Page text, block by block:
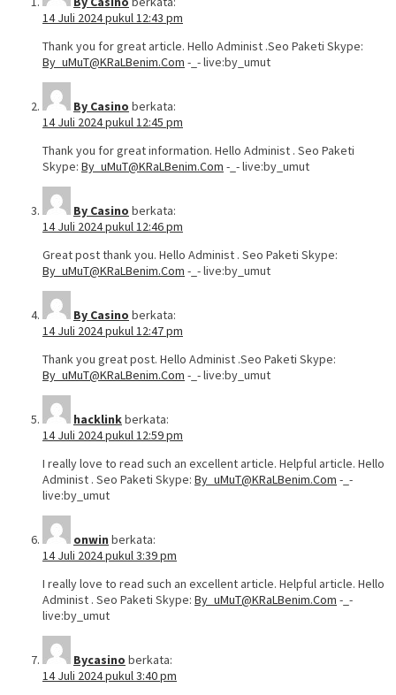
14 Juli 2024 pukul 12:43 pm
Thank you for great article. Hello Administ .Seo Paketi Skype:
By_uMuT@KRaLBenim.Com -_- live:by_umut
By Casino berkata:
14 Juli 2024 pukul 12:45 pm
Thank you for great information. Hello Administ . Seo Paketi
Skype: By_uMuT@KRaLBenim.Com -_- live:by_umut
By Casino berkata:
14 Juli 2024 pukul 12:46 pm
Great post thank you. Hello Administ . Seo Paketi Skype:
By_uMuT@KRaLBenim.Com -_- live:by_umut
By Casino berkata:
14 Juli 2024 pukul 12:47 pm
Thank you great post. Hello Administ .Seo Paketi Skype:
By_uMuT@KRaLBenim.Com -_- live:by_umut
hacklinkberkata:
14 Juli 2024 pukul 12:59 pm
I really love to read such an excellent article. Helpful article. Hello
Administ . Seo Paketi Skype: By_uMuT@KRaLBenim.Com -_-
live:by_umut
onwin berkata:
14 Juli 2024 pukul 3:39 pm
I really love to read such an excellent article. Helpful article. Hello
Administ . Seo Paketi Skype: By_uMuT@KRaLBenim.Com -_-
live:by_umut
Bycasino berkata:
14 Juli 2024 pukul 3:40 pm